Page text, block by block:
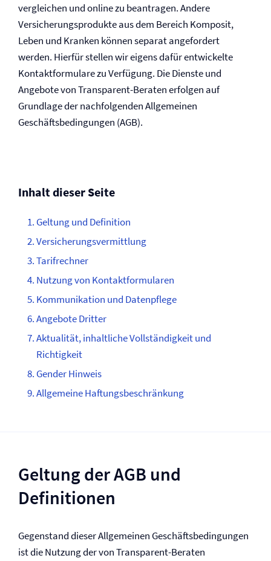
vergleichen und online zu beantragen. Andere
Versicherungsprodukte aus dem Bereich Komposit,
Leben und Kranken können separat angefordert
werden. Hierfür stellen wir eigens dafür entwickelte
Kontaktformulare zu Verfügung. Die Dienste und
Angebote von Transparent-Beraten erfolgen auf
Grundlage der nachfolgenden Allgemeinen
Geschäftsbedingungen (AGB).
Inhalt dieser Seite
Geltung und Definition
Versicherungsvermittlung
Tarifrechner
Nutzung von Kontaktformularen
Kommunikation und Datenpflege
Angebote Dritter
Aktualität, inhaltliche Vollständigkeit und
Richtigkeit
Gender Hinweis
Allgemeine Haftungsbeschränkung
Geltung der AGB und
Definitionen
Gegenstand dieser Allgemeinen Geschäftsbedingungen
ist die Nutzung der von Transparent-Beraten